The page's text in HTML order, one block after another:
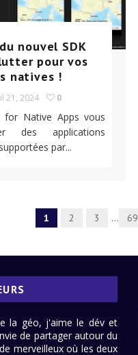
nouvel SDK
pour vos
natives !
21, 2024 0
for Native Apps vous
des applications
par...
1 2 3 ... 69
la géo, j'aime le dév et
de partager autour du
merveilleux où les deux